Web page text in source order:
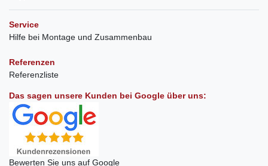
Service
Hilfe bei Montage und Zusammenbau
Referenzen
Referenzliste
Das sagen unsere Kunden bei Google über uns:
Bewerten Sie uns auf Google